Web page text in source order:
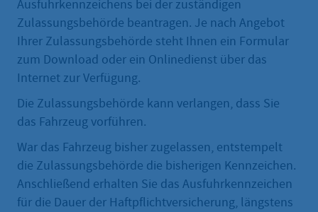
Ausfuhrkennzeichens bei der zuständigen
Zulassungsbehörde beantragen. Je nach Angebot
Ihrer Zulassungsbehörde steht Ihnen ein Formular
zum Download oder ein Onlinedienst über das
Internet zur Verfügung.
Die Zulassungsbehörde kann verlangen, dass Sie
das Fahrzeug vorführen.
War das Fahrzeug bisher zugelassen, entstempelt
die Zulassungsbehörde die bisherigen Kennzeichen.
Anschließend erhalten Sie das Ausfuhrkennzeichen
für die Dauer der Haftpflichtversicherung, längstens